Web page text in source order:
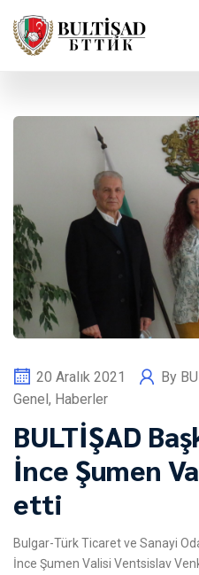
20 Aralık 2021 By
Genel, Haberler
BULTİŞAD
İnce Şumen
etti
Bulgar-Türk Ticaret ve Sanayi
İnce Şumen Valisi Ventsislav